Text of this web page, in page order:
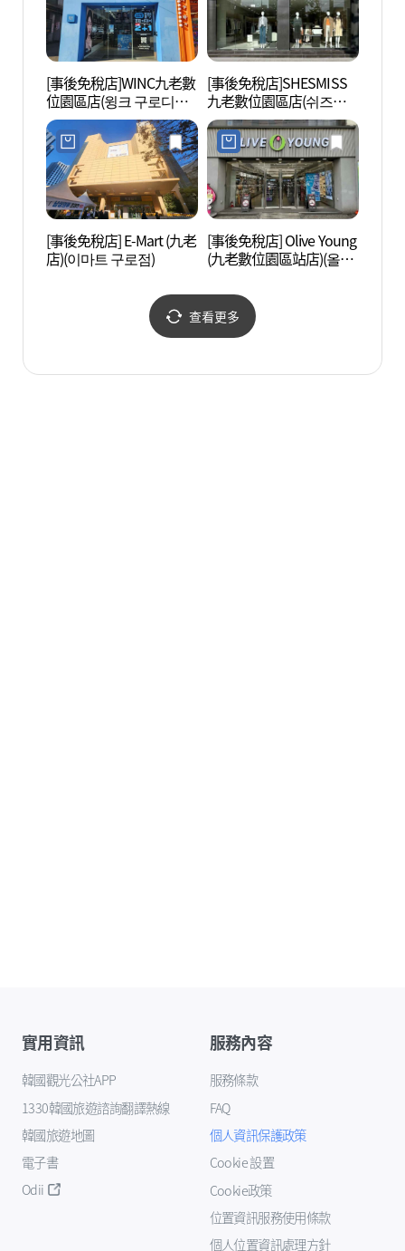
[事後免稅店]WINC九老數
位園區店(윙크 구로디지
털단지점)
[事後免稅店]SHESMISS
九老數位園區店(쉬즈미
스 구로디지털단지점)
[事後免稅店] E-Mart (九老
店)(이마트 구로점)
[事後免稅店] Olive Young
(九老數位園區站店)(올리
점)
查看更多
實用資訊
韓國觀光公社APP
1330韓國旅遊諮詢翻譯熱線
韓國旅遊地圖
電子書
Odii
服務內容
服務條款
FAQ
個人資訊保護政策
Cookie 設置
Cookie政策
位置資訊服務使用條款
個人位置資訊處理方針